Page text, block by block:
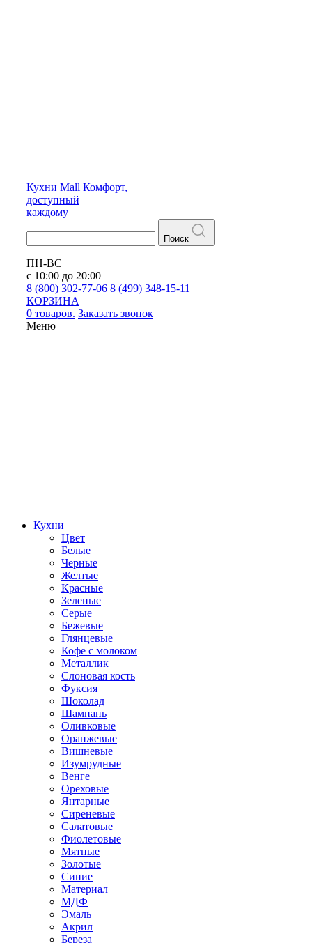
Кухни Mall Комфорт,
доступный
каждому
Поиск
ПН-ВС
с 10:00 до 20:00
8 (800) 302-77-06 8 (499) 348-15-11
КОРЗИНА
0 товаров. Заказать звонок
Меню
Кухни
Цвет
Белые
Черные
Желтые
Красные
Зеленые
Серые
Бежевые
Глянцевые
Кофе с молоком
Металлик
Слоновая кость
Фуксия
Шоколад
Шампань
Оливковые
Оранжевые
Вишневые
Изумрудные
Венге
Ореховые
Янтарные
Сиреневые
Салатовые
Фиолетовые
Мятные
Золотые
Синие
Материал
МДФ
Эмаль
Акрил
Береза